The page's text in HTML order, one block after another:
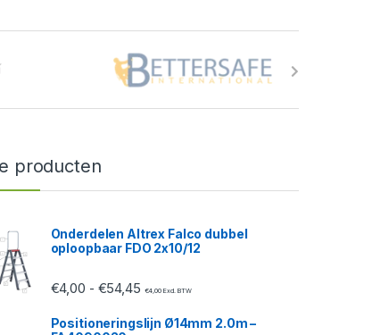
producten
Onderdelen Altrex Falco dubbel
oploopbaar FDO 2x10/12
€4,00 - €54,45Prijsklasse: €4,00 tot €54,45
€4,00Excl. BTW
Positioneringslijn Ø14mm 2.0m –